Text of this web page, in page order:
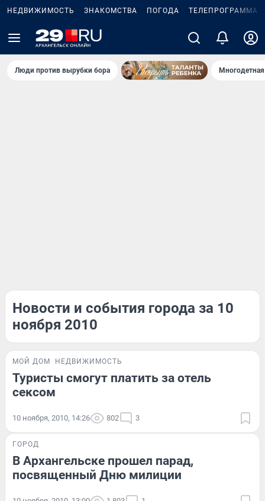
НЕДВИЖИМОСТЬ ЗНАКОМСТВА ПОГОДА ТЕЛЕПРОГРАММА
Люди против вырубки бора
Новости и события города за 10
ноября 2010
МОЙ ДОМ НЕДВИЖИМОСТЬ
Туристы смогут платить за отель
сексом
10 ноября, 2010, 14:26 802 3
ГОРОД
В Архангельске прошел парад,
посвященный Дню милиции